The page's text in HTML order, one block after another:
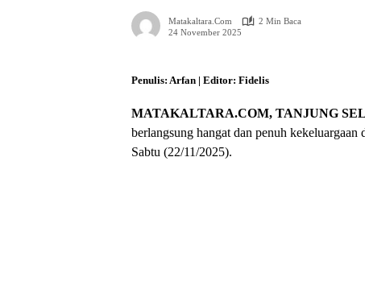
Matakaltara.com
2 Min Baca
24 November 2025
Penulis: Arfan | Editor: Fidelis
MATAKALTARA.COM, TANJUNG
berlangsung hangat dan penuh
Sabtu (22/11/2025).